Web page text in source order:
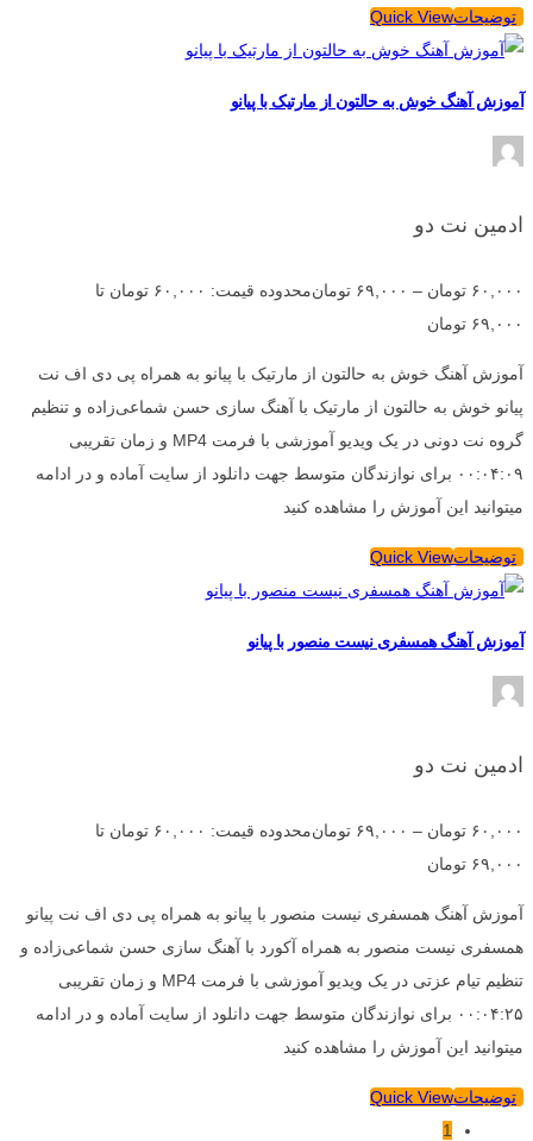
توضیحاتQuick View
آموزش آهنگ خوش به حالتون از مارتیک با پیانو
ادمین نت دو
۶۰,۰۰۰ تومان – ۶۹,۰۰۰ تومان
محدوده قیمت: ۶۰,۰۰۰ تومان تا
۶۹,۰۰۰ تومان
آموزش آهنگ خوش به حالتون از مارتیک با پیانو به همراه پی دی اف نت
پیانو خوش به حالتون از مارتیک با آهنگ سازی حسن شماعی‌زاده و تنظیم
گروه نت دونی در یک ویدیو آموزشی با فرمت MP4 و زمان تقریبی
۰۰:۰۴:۰۹ برای نوازندگان متوسط جهت دانلود از سایت آماده و در ادامه
میتوانید این آموزش را مشاهده کنید
توضیحاتQuick View
آموزش آهنگ همسفری نیست منصور با پیانو
ادمین نت دو
۶۰,۰۰۰ تومان – ۶۹,۰۰۰ تومان
محدوده قیمت: ۶۰,۰۰۰ تومان تا
۶۹,۰۰۰ تومان
آموزش آهنگ همسفری نیست منصور با پیانو به همراه پی دی اف نت پیانو
همسفری نیست منصور به همراه آکورد با آهنگ سازی حسن شماعی‌زاده و
تنظیم تیام عزتی در یک ویدیو آموزشی با فرمت MP4 و زمان تقریبی
۰۰:۰۴:۲۵ برای نوازندگان متوسط جهت دانلود از سایت آماده و در ادامه
میتوانید این آموزش را مشاهده کنید
توضیحاتQuick View
1